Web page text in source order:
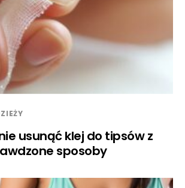
usunąć klej do tipsów z
sposoby